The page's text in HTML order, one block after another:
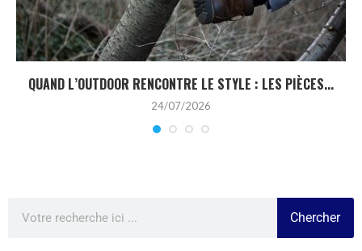
QUAND L’OUTDOOR RENCONTRE LE STYLE : LES PIÈCES...
24/07/2026
Chercher